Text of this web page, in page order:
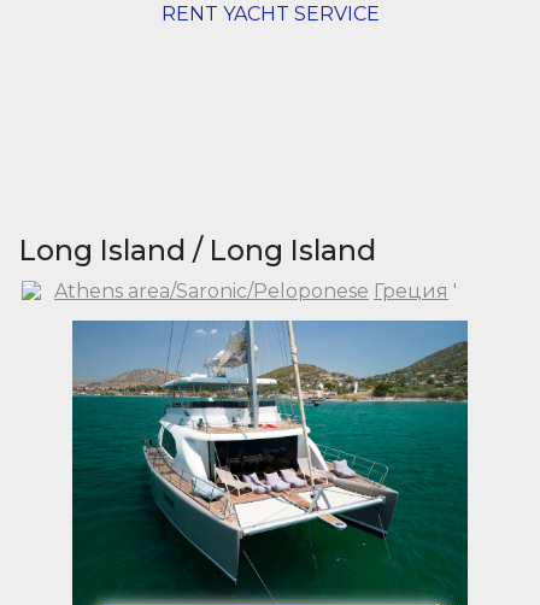
RENT YACHT SERVICE
Long Island / Long Island
Athens area/Saronic/Peloponese Греция '